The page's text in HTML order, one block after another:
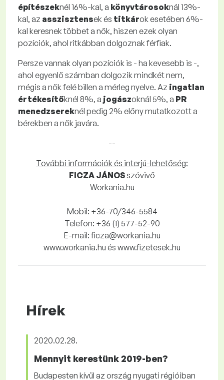
építészeknél 16%-kal, a könyvtárosoknál 13%-
kal, az asszisztensek és titkárok esetében 6%-
kal keresnek többet a nők, hiszen ezek olyan
pozíciók, ahol ritkábban dolgoznak férfiak.
Persze vannak olyan pozíciók is - ha kevesebb is -,
ahol egyenlő számban dolgozik mindkét nem,
mégis a nők felé billen a mérleg nyelve. Az ingatlan
értékesítőknél 8%, a jogászoknál 5%, a PR
menedzsereknél pedig 2% előny mutatkozott a
bérekben a nők javára.
--
További információk és interjú-lehetőség:
FICZA JÁNOSszóvivő
Workania.hu
Mobil: +36-70/346-5584
Telefon: +36 (1) 577-52-90
E-mail: ficza@workania.hu
www.workania.hu és www.fizetesek.hu
Hírek
2020.02.28.
Mennyit kerestünk 2019-ben?
Budapesten kívül az ország nyugati régióiban